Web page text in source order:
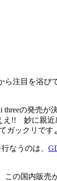
ら注目を浴び
threeの発売が
ええ!! 妙に
ックリです
なうのは、
の国内販売